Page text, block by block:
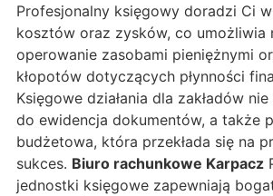
Profesjonalny księgowy doradzi Ci
kosztów oraz zysków, co umożliwia
operowanie zasobami pieniężnymi
kłopotów dotyczących płynności
Księgowe działania dla zakładów
do ewidencja dokumentów, a także
budżetowa, która przekłada się na
sukces. Biuro rachunkowe Karpacz
jednostki księgowe zapewniają